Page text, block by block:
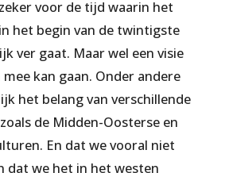
voor de tijd waarin het
het begin van de twintigste
ver gaat. Maar wel een visie
kan gaan. Onder andere
het belang van verschillende
de Midden-Oosterse en
En dat we vooral niet
dat we het in het westen